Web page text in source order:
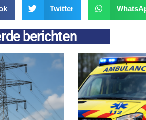
Twitter
berichten